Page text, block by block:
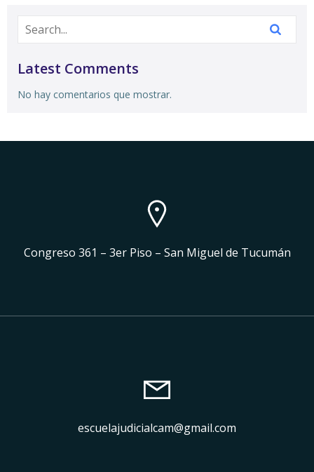
Latest Comments
No hay comentarios que mostrar.
Congreso 361 – 3er Piso – San Miguel de Tucumán
escuelajudicialcam@gmail.com